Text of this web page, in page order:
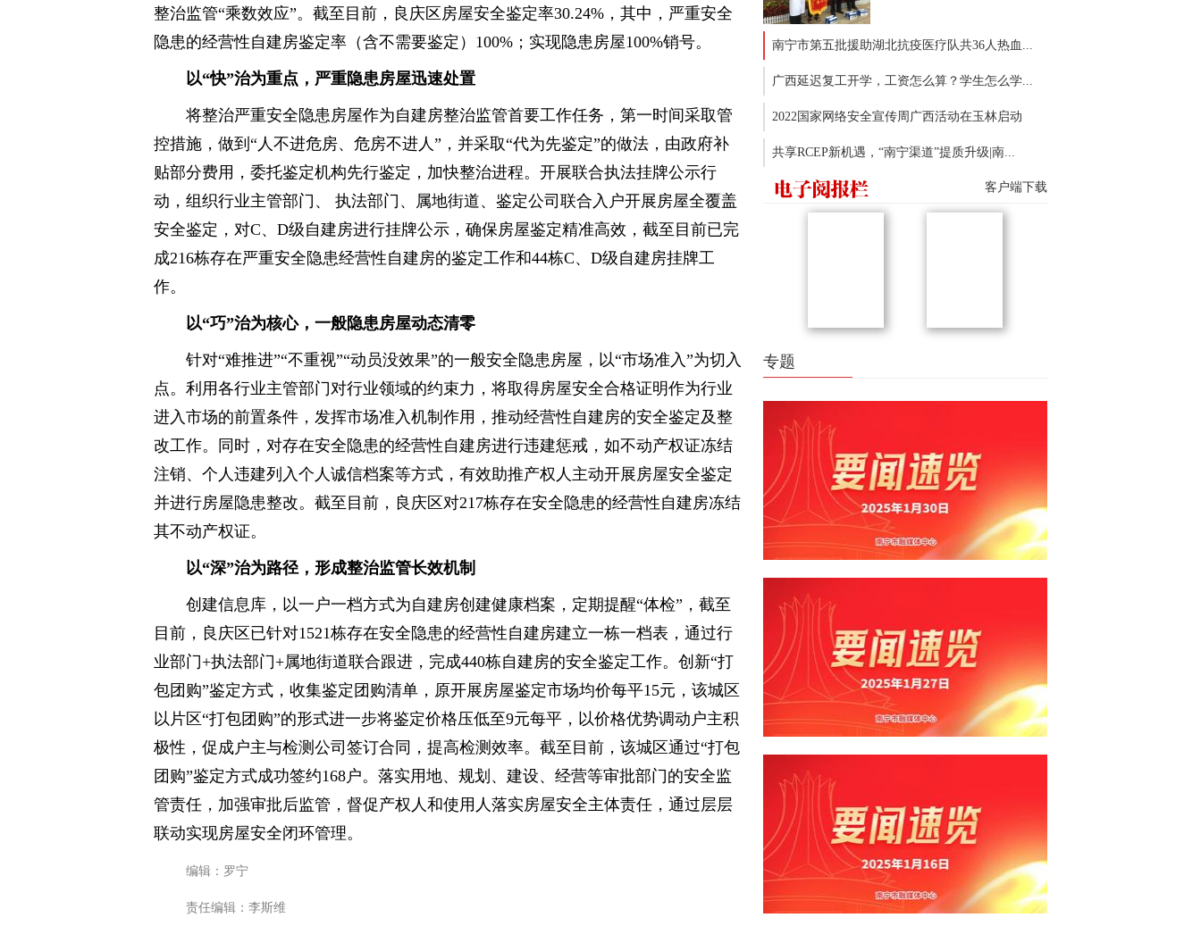
整治监管“乘数效应”。截至目前，良庆区房屋安全鉴定率30.24%，其中，严重安全
隐患的经营性自建房鉴定率（含不需要鉴定）100%；实现隐患房屋100%销号。
以“快”治为重点，严重隐患房屋迅速处置
将整治严重安全隐患房屋作为自建房整治监管首要工作任务，第一时间采取管
控措施，做到“人不进危房、危房不进人”，并采取“代为先鉴定”的做法，由政府补
贴部分费用，委托鉴定机构先行鉴定，加快整治进程。开展联合执法挂牌公示行
动，组织行业主管部门、 执法部门、属地街道、鉴定公司联合入户开展房屋全覆盖
安全鉴定，对C、D级自建房进行挂牌公示，确保房屋鉴定精准高效，截至目前已完
成216栋存在严重安全隐患经营性自建房的鉴定工作和44栋C、D级自建房挂牌工
作。
以“巧”治为核心，一般隐患房屋动态清零
针对“难推进”“不重视”“动员没效果”的一般安全隐患房屋，以“市场准入”为切入
点。利用各行业主管部门对行业领域的约束力，将取得房屋安全合格证明作为行业
进入市场的前置条件，发挥市场准入机制作用，推动经营性自建房的安全鉴定及整
改工作。同时，对存在安全隐患的经营性自建房进行违建惩戒，如不动产权证冻结
注销、个人违建列入个人诚信档案等方式，有效助推产权人主动开展房屋安全鉴定
并进行房屋隐患整改。截至目前，良庆区对217栋存在安全隐患的经营性自建房冻结
其不动产权证。
以“深”治为路径，形成整治监管长效机制
创建信息库，以一户一档方式为自建房创建健康档案，定期提醒“体检”，截至
目前，良庆区已针对1521栋存在安全隐患的经营性自建房建立一栋一档表，通过行
业部门+执法部门+属地街道联合跟进，完成440栋自建房的安全鉴定工作。创新“打
包团购”鉴定方式，收集鉴定团购清单，原开展房屋鉴定市场均价每平15元，该城区
以片区“打包团购”的形式进一步将鉴定价格压低至9元每平，以价格优势调动户主积
极性，促成户主与检测公司签订合同，提高检测效率。截至目前，该城区通过“打包
团购”鉴定方式成功签约168户。落实用地、规划、建设、经营等审批部门的安全监
管责任，加强审批后监管，督促产权人和使用人落实房屋安全主体责任，通过层层
联动实现房屋安全闭环管理。
编辑：罗宁
责任编辑：李斯维
南宁市第五批援助湖北抗疫医疗队共36人热血...
广西延迟复工开学，工资怎么算？学生怎么学...
2022国家网络安全宣传周广西活动在玉林启动
共享RCEP新机遇，“南宁渠道”提质升级|南...
客户端下载
专题